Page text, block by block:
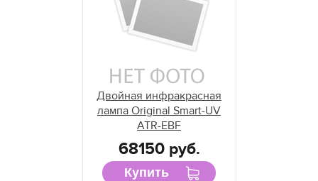
Двойная инфракрасная
лампа Original Smart-UV
ATR-EBF
68150 руб.
Купить